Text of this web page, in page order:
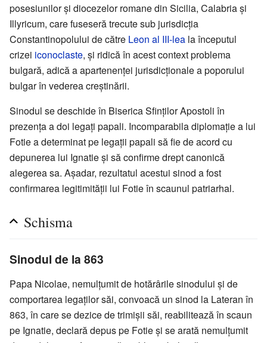
posesiunilor și diocezelor romane din Sicilia, Calabria și
Illyricum, care fuseseră trecute sub jurisdicția
Constantinopolului de către Leon al III-lea la începutul
crizei iconoclaste, și ridică în acest context problema
bulgară, adică a apartenenței jurisdicționale a poporului
bulgar în vederea creștinării.
Sinodul se deschide în Biserica Sfinților Apostoli în
prezența a doi legați papali. Incomparabila diplomație a lui
Fotie a determinat pe legații papali să fie de acord cu
depunerea lui Ignatie și să confirme drept canonică
alegerea sa. Așadar, rezultatul acestui sinod a fost
confirmarea legitimității lui Fotie în scaunul patriarhal.
Schisma
Sinodul de la 863
Papa Nicolae, nemulțumit de hotărârile sinodului și de
comportarea legaților săi, convoacă un sinod la Lateran în
863, în care se dezice de trimișii săi, reabilitează în scaun
pe Ignatie, declară depus pe Fotie și se arată nemulțumit